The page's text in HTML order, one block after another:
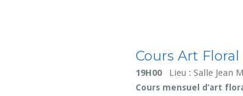
Cours Art Floral
19H00 Lieu : Salle Jean
Cours mensuel d’art